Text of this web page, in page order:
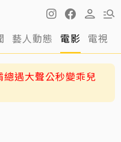
藝人動態 電影 電視
女婿千萬聘金才行